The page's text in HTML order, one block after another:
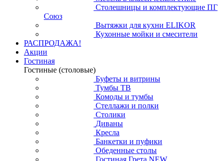
Столешницы и комплектующие ПГ
Союз
Вытяжки для кухни ELIKOR
Кухонные мойки и смесители
РАСПРОДАЖА!
Акции
Гостиная
Гостиные (столовые)
Буфеты и витрины
Тумбы ТВ
Комоды и тумбы
Стеллажи и полки
Столики
Диваны
Кресла
Банкетки и пуфики
Обеденные столы
Гостиная Грета NEW